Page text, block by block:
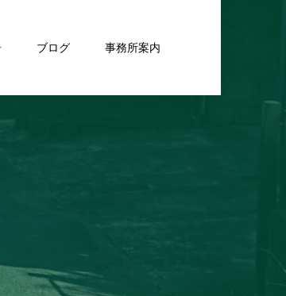
ブログ 事務所案内